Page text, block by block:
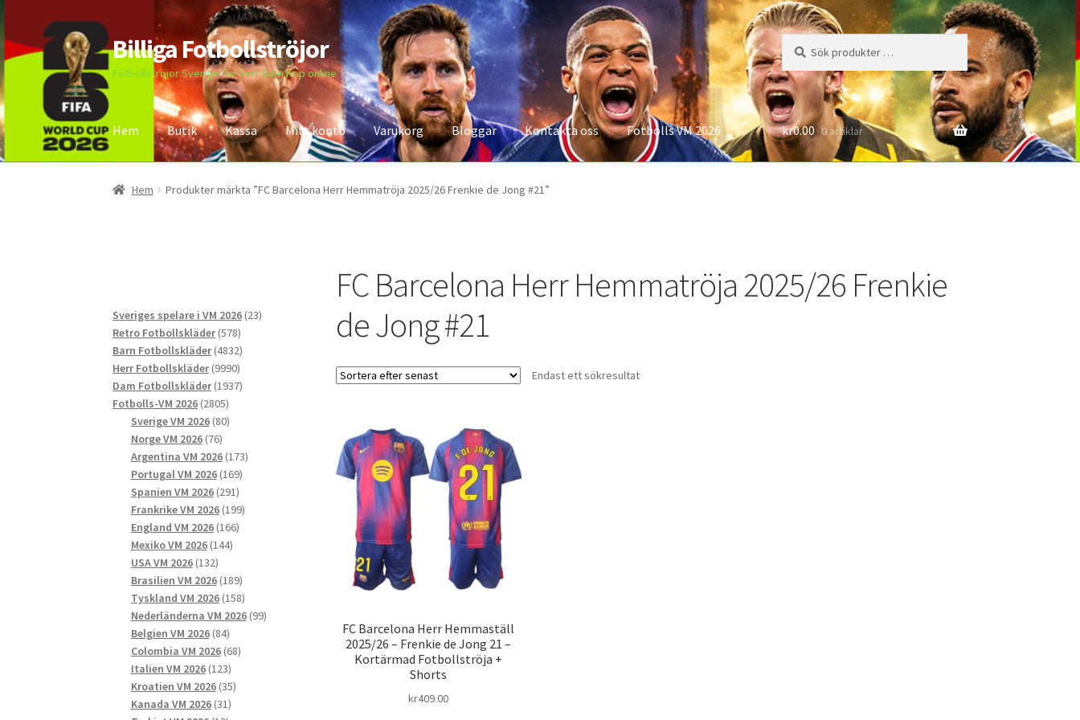
Hoppa
till
navigering
Hoppa
till
innehåll
Billiga Fotbollströjor
Fotbollströjor Sverige för Herr Barn Köp online
Sök
efter:
Sök
Hem Butik Kassa Mitt konto Varukorg Bloggar Kontakta oss Fotbolls VM 2026
Hem Bloggar Butik Kassa Kontakta oss Mitt konto Storleksguiden Varukorg
kr0.00 0 artiklar
Hem Produkter märkta ”FC Barcelona Herr Hemmatröja 2025/26 Frenkie de Jong #21”
FC Barcelona Herr Hemmatröja 2025/26 Frenkie
de Jong #21
Endast ett sökresultat
FC Barcelona Herr Hemmaställ
2025/26 – Frenkie de Jong 21 –
Kortärmad Fotbollströja +
Shorts
kr409.00
Sveriges spelare i VM 2026 2323
Retro Fotbollskläder 578578
produkter
Barn Fotbollskläder 48324832
produkter
Herr Fotbollskläder 99909990
produkter
Dam Fotbollskläder 19371937
Fotbolls-VM 2026 28052805
produkter
Sverige VM 2026 8080
Norge VM 2026 7676
produkter
Argentina VM 2026 173173
Portugal VM 2026 169169
produkter
Spanien VM 2026 291291
produkter
Frankrike VM 2026 199199
England VM 2026 166166
Mexiko VM 2026 144144
USA VM 2026 132132
produkter
Brasilien VM 2026 189189
produkter
Tyskland VM 2026 158158
produkter
Nederländerna VM 2026 9999
Belgien VM 2026 8484
produkter
Colombia VM 2026 6868
Italien VM 2026 123123
produkter
Kroatien VM 2026 3535
Kanada VM 2026 3131